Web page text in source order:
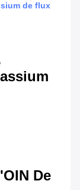
de flux
De